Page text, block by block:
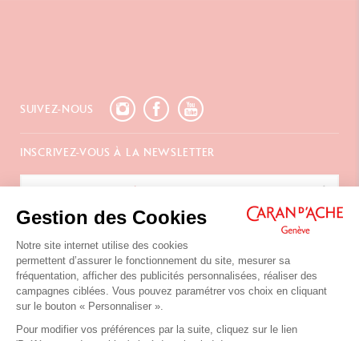
Gestion des Cookies
Notre site internet utilise des cookies
permettent d’assurer le fonctionnement du site, mesurer sa
fréquentation, afficher des publicités personnalisées, réaliser des
campagnes ciblées. Vous pouvez paramétrer vos choix en cliquant
sur le bouton « Personnaliser ».
Pour modifier vos préférences par la suite, cliquez sur le lien
SUIVEZ-NOUS
INSCRIVEZ-VOUS À LA NEWSLETTER
E-Carte Cadeau
Paiements
Livraison
Emballages Cadeaux
A PROPOS
FAQ
Points de vente
NOUS CONTACTER